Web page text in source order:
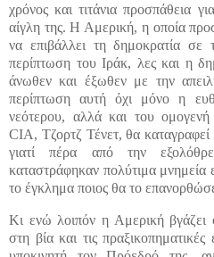
χρόνος και τιτάνια προσπάθεια
αίγλη της. Η Αμερική, η οποία
να επιβάλλει τη δημοκρατία σε
περίπτωση του Ιράκ, λες και η
άνωθεν και έξωθεν με την
περίπτωση αυτή όχι μόνο η
νεότερου, αλλά και του ομογενή
CIA, Τζορτζ Τένετ, θα καταγραφεί
γιατί πέρα από την
καταστράφηκαν πολύτιμα μνημεία
το έγκλημα ποιος θα το
Κι ενώ λοιπόν η Αμερική βγάζει
στη βία και τις